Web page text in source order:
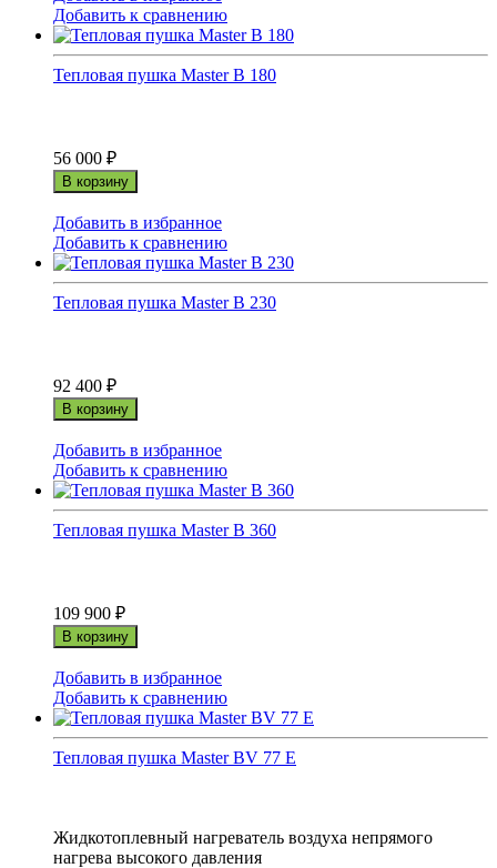
Добавить к сравнению
Тепловая пушка Master B 180
56 000 ₽
В корзину
Добавить в избранное
Добавить к сравнению
Тепловая пушка Master B 230
92 400 ₽
В корзину
Добавить в избранное
Добавить к сравнению
Тепловая пушка Master B 360
109 900 ₽
В корзину
Добавить в избранное
Добавить к сравнению
Тепловая пушка Master BV 77 E
Жидкотоплевный нагреватель воздуха непрямого
нагрева высокого давления